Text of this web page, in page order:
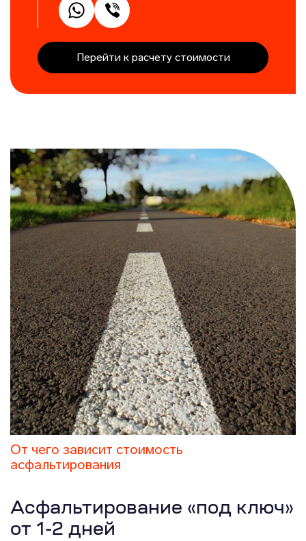
Перейти к расчету стоимости
От чего зависит стоимость
асфальтирования
Асфальтирование «под ключ»
от 1-2 дней